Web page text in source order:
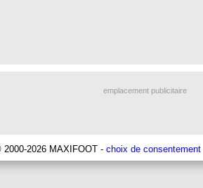
emplacement publicitaire
2000-2026 MAXIFOOT - choix de consentement